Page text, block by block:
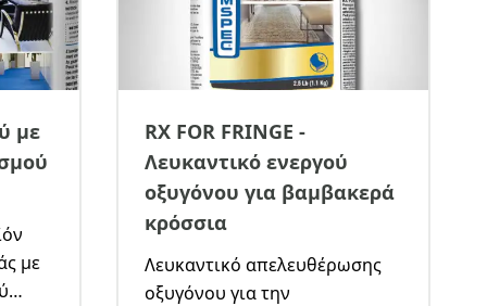
πλυντήρια χαλιών.
με
με
RX FOR FRINGE -
Λευκαντικό ενεργού
οξυγόνου για βαμβακερά
κρόσσια
Λευκαντικό απελευθέρωσης
οξυγόνου για την